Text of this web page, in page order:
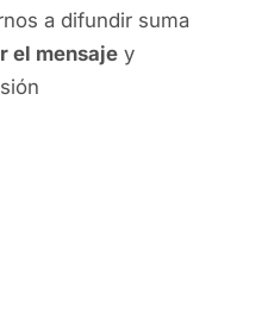
a difundir suma
el mensaje y